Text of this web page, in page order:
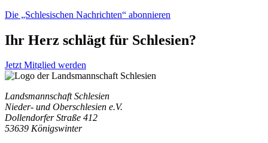
Die „Schlesischen Nachrichten“ abonnieren
Ihr Herz schlägt für Schlesien?
Jetzt Mitglied werden
Landsmannschaft Schlesien
Nieder- und Oberschlesien e.V.
Dollendorfer Straße 412
53639 Königswinter